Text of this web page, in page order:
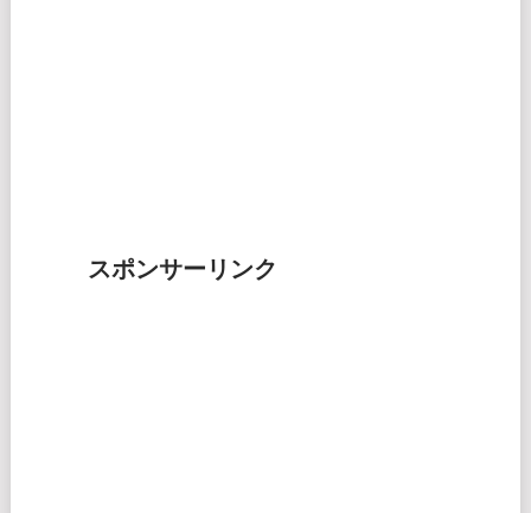
スポンサーリンク